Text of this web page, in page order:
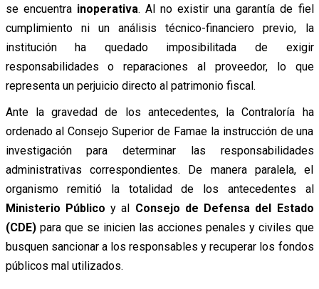
se encuentra inoperativa. Al no existir una garantía de fiel
cumplimiento ni un análisis técnico-financiero previo, la
institución ha quedado imposibilitada de exigir
responsabilidades o reparaciones al proveedor, lo que
representa un perjuicio directo al patrimonio fiscal.
Ante la gravedad de los antecedentes, la Contraloría ha
ordenado al Consejo Superior de Famae la instrucción de una
investigación para determinar las responsabilidades
administrativas correspondientes. De manera paralela, el
organismo remitió la totalidad de los antecedentes al
Ministerio Público y al Consejo de Defensa del Estado
(CDE)para que se inicien las acciones penales y civiles que
busquen sancionar a los responsables y recuperar los fondos
públicos mal utilizados.